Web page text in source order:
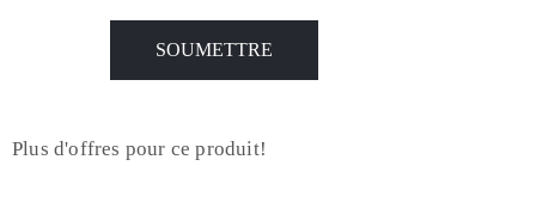
Plus d'offres pour ce produit!